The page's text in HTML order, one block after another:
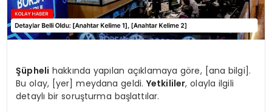
Şüpheli hakkında yapılan açıklamaya göre, [ana bilgi].
Bu olay, [yer] meydana geldi. Yetkililer, olayla ilgili
detaylı bir soruşturma başlattılar.